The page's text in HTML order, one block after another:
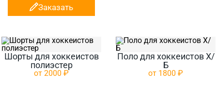
Заказать
Шорты для хоккеистов
полиэстер
от 2000 ₽
Поло для хоккеистов Х/
Б
от 1800 ₽